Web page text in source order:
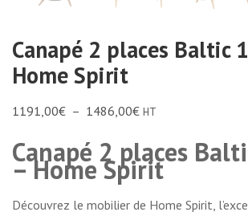
Canapé 2 places Baltic
Home Spirit
1191,00€ – 1486,00€ HT
Canapé 2 places
– Home Spirit
Découvrez le mobilier de Home Spirit,